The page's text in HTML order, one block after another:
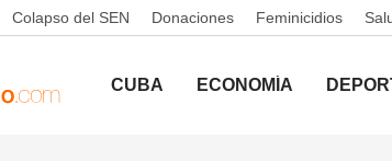
Colapso del SEN Donaciones Feminicidios
CUBA ECONOMÍA